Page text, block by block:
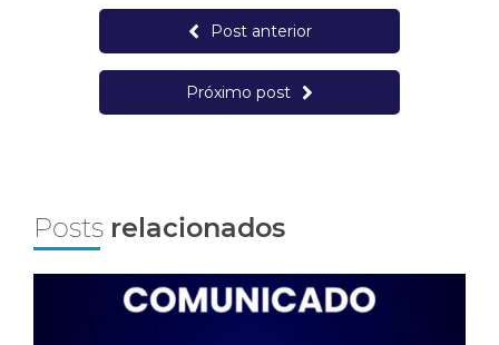
Post anterior
Próximo post
Posts relacionados